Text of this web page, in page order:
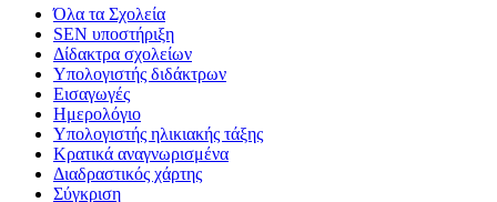
Όλα τα Σχολεία
SEN υποστήριξη
Δίδακτρα σχολείων
Υπολογιστής διδάκτρων
Εισαγωγές
Ημερολόγιο
Υπολογιστής ηλικιακής τάξης
Κρατικά αναγνωρισμένα
Διαδραστικός χάρτης
Σύγκριση